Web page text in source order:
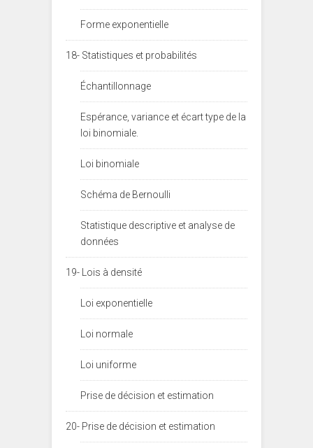
Forme exponentielle
18- Statistiques et probabilités
Échantillonnage
Espérance, variance et écart type de la
loi binomiale.
Loi binomiale
Schéma de Bernoulli
Statistique descriptive et analyse de
données
19- Lois à densité
Loi exponentielle
Loi normale
Loi uniforme
Prise de décision et estimation
20- Prise de décision et estimation